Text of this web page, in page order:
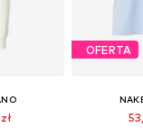
OFERTA